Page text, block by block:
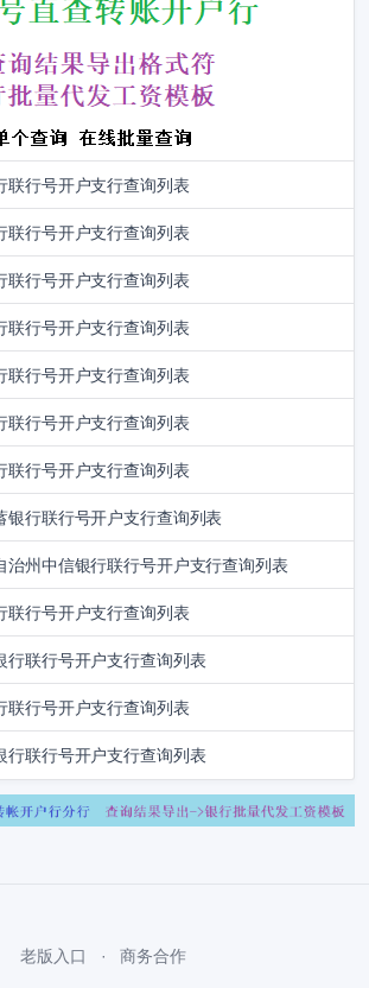
联行号开户支行查询列表
联行号开户支行查询列表
联行号开户支行查询列表
联行号开户支行查询列表
联行号开户支行查询列表
联行号开户支行查询列表
联行号开户支行查询列表
银行联行号开户支行查询列表
治州中信银行联行号开户支行查询列表
联行号开户支行查询列表
行联行号开户支行查询列表
联行号开户支行查询列表
行联行号开户支行查询列表
老版入口 商务合作